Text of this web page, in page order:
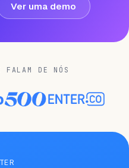
Ver uma demo
DE NÓS